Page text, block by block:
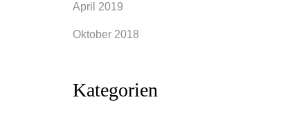
April 2019
Oktober 2018
Kategorien